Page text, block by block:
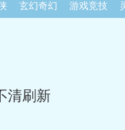
玄幻奇幻 游戏竞技
清刷新